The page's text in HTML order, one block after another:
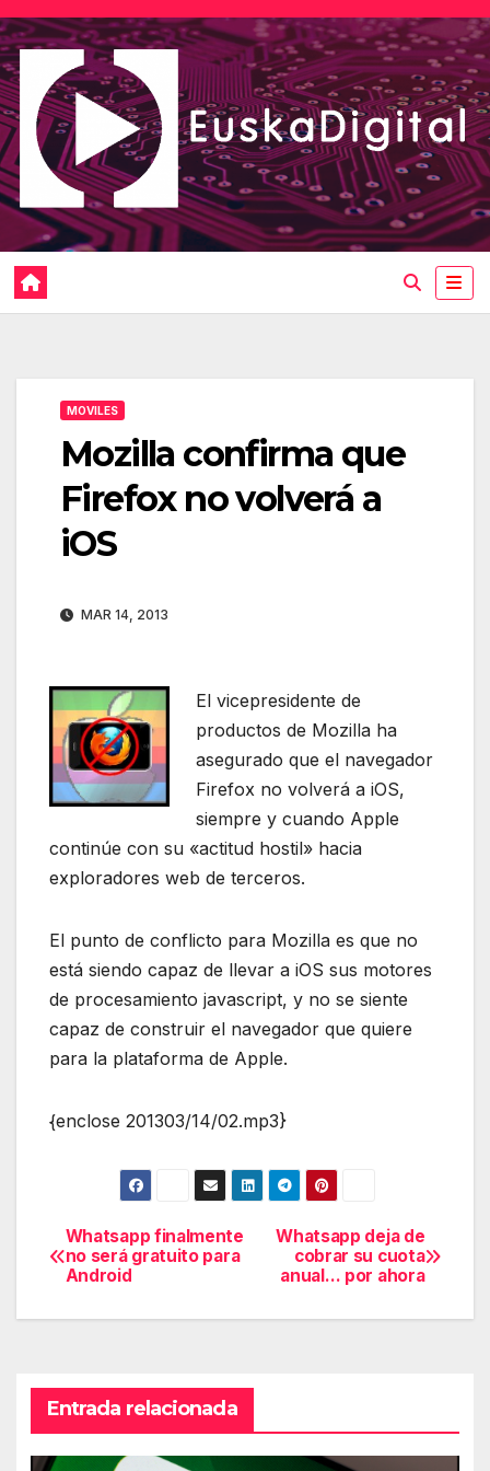
Saltar
al
contenido
MOVILES
Mozilla confirma que
Firefox no volverá a
iOS
MAR 14, 2013
El vicepresidente de
productos de Mozilla ha
asegurado que el navegador
Firefox no volverá a iOS,
siempre y cuando Apple
continúe con su «actitud hostil» hacia
exploradores web de terceros.
El punto de conflicto para Mozilla es que no
está siendo capaz de llevar a iOS sus motores
de procesamiento javascript, y no se siente
capaz de construir el navegador que quiere
para la plataforma de Apple.
{enclose 201303/14/02.mp3}
Navegación
de
Whatsapp deja de
cobrar su cuota
anual… por ahora
Whatsapp finalmente
no será gratuito para
Android
Entrada relacionada